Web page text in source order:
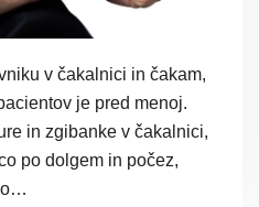
v čakalnici in čakam,
je pred menoj.
in zgibanke v čakalnici,
po dolgem in počez,